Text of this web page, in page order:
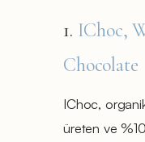
1. IChoc,
Chocolate
IChoc,
üreten ve